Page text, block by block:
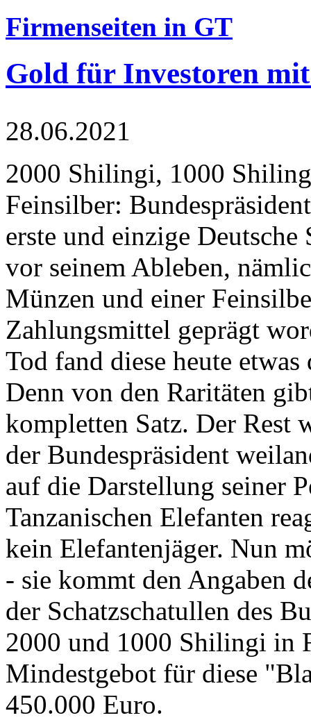
Firmenseiten in GT
Gold für Investoren
28.06.2021
2000 Shilingi, 1000
Feinsilber:
erste und einzige Deutsche
vor seinem Ableben,
Münzen und einer
Zahlungsmittel geprägt
Tod fand diese heute
Denn von den Raritäten
kompletten Satz. Der Rest
der Bundespräsident
auf die Darstellung seiner
Tanzanischen Elefanten
kein Elefantenjäger. Nun
- sie kommt den Angaben
der Schatzschatullen des
2000 und 1000 Shilingi in
Mindestgebot für diese
450.000 Euro.